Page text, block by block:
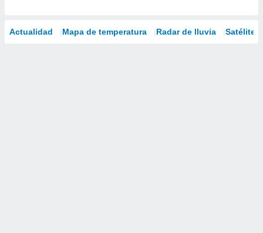
Actualidad Mapa de temperatura Radar de lluvia Satélites